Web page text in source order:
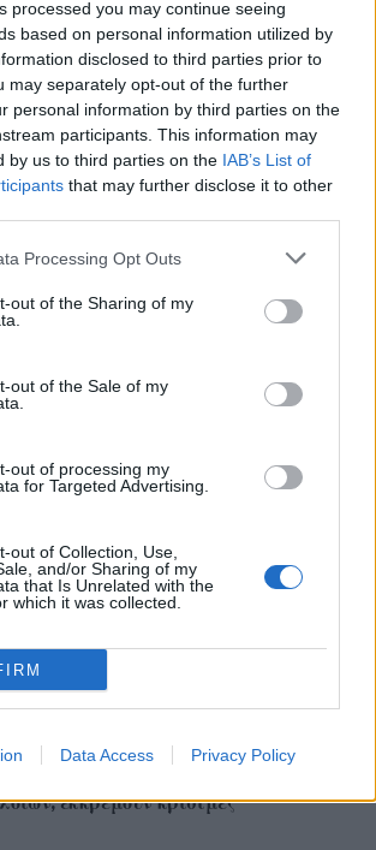
processed you may continue seeing
based on personal information utilized by
disclosed to third parties prior to
may separately opt-out of the further
personal information by third parties on the
participants. This information may
by us to third parties on the IAB’s List of
that may further disclose it to other
Processing Opt Outs
out of the Sharing of my
out of the Sale of my
out of processing my
for Targeted Advertising.
out of Collection, Use,
and/or Sharing of my
that Is Unrelated with the
which it was collected.
Data Access Privacy Policy
να χάσει τη γυναίκα του
για εμπορία ανηλίκου στη Ρόδο
από συμπονετικούς τουρίστες
εκκρεμούν κρίσιμες